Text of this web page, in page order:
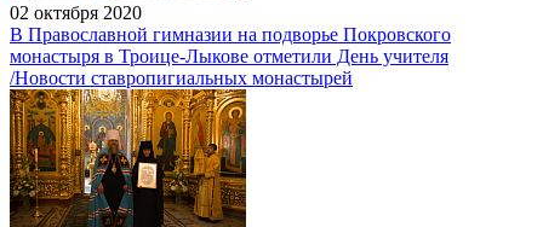
02 октября 2020
В Православной гимназии на подворье Покровского
монастыря в Троице-Лыкове отметили День учителя
/Новости ставропигиальных монастырей